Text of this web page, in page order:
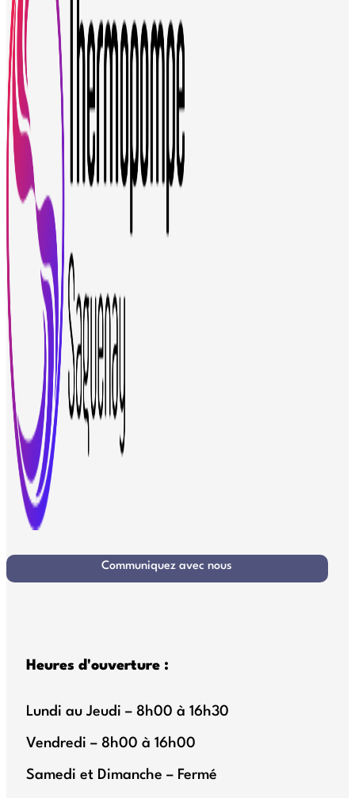
Communiquez avec nous
Heures d'ouverture :
Lundi au Jeudi – 8h00 à 16h30
Vendredi – 8h00 à 16h00
Samedi et Dimanche – Fermé